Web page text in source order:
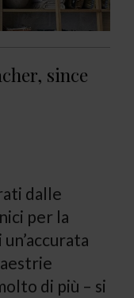
since
dalle
per la
di più – si